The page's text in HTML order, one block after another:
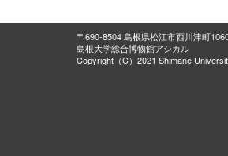
〒690-8504 島根県松江市西川津町
島根大学総合博物館アシカル
Copyright（C）2021 Shimane